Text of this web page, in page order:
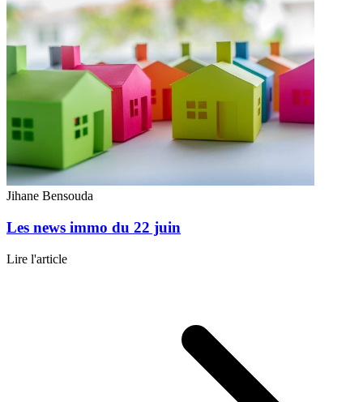
Jihane Bensouda
Les news immo du 22 juin
Lire l'article